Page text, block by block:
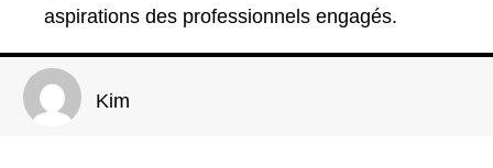
aspirations des professionnels engagés.
Kim